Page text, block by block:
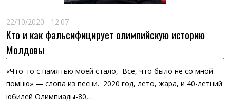
22/10/2020 - 12:07
Кто и как фальсифицирует олимпийскую историю
Молдовы
«Что-то с памятью моей стало, Все, что было не со мной –
помню» — слова из песни. 2020 год, лето, жара, и 40-летний
юбилей Олимпиады-80,…